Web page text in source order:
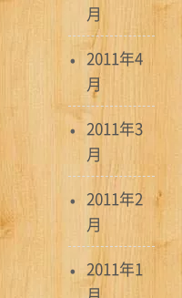
月
2011年4
月
2011年3
月
2011年2
月
2011年1